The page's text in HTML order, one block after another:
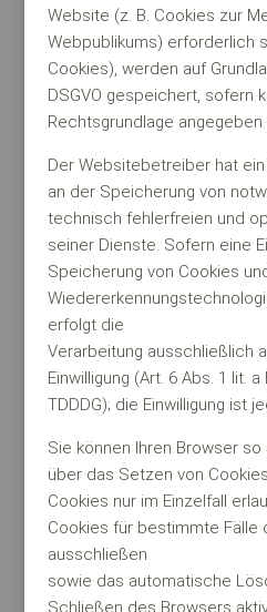
Website (z. B. Cookies zur
Webpublikums) erforderlich
Cookies), werden auf
DSGVO gespeichert, sofern
Rechtsgrundlage angegeben
Der Websitebetreiber hat
an der Speicherung von
technisch fehlerfreien und
seiner Dienste. Sofern eine
Speicherung von Cookies
erfolgt die
Verarbeitung ausschließlich
Einwilligung (Art. 6 Abs. 1 lit. a
TDDDG); die Einwilligung ist
Sie können Ihren Browser
über das Setzen von
Cookies nur im Einzelfall
Cookies für bestimmte Fälle
ausschließen
sowie das automatische
Schließen des Browsers